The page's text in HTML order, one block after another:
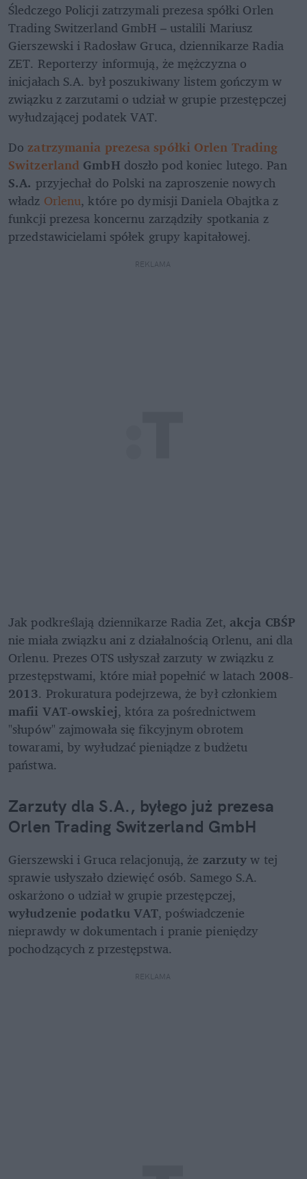
Śledczego Policji zatrzymali prezesa spółki Orlen
Trading Switzerland GmbH – ustalili Mariusz
Gierszewski i Radosław Gruca, dziennikarze Radia
ZET. Reporterzy informują, że mężczyzna o
inicjałach S.A. był poszukiwany listem gończym w
związku z zarzutami o udział w grupie przestępczej
wyłudzającej podatek VAT.
Do zatrzymania prezesa spółki Orlen Trading
Switzerland GmbH
doszło pod koniec lutego. Pan
S.A. przyjechał do Polski na zaproszenie nowych
władz Orlenu, które po dymisji Daniela Obajtka z
funkcji prezesa koncernu zarządziły spotkania z
przedstawicielami spółek grupy kapitałowej.
REKLAMA
Jak podkreślają dziennikarze Radia Zet, akcja CBŚP
nie miała związku ani z działalnością Orlenu, ani dla
Orlenu. Prezes OTS usłyszał zarzuty w związku z
przestępstwami, które miał popełnić w latach 2008-
2013
. Prokuratura podejrzewa, że był członkiem
mafii VAT-owskiej, która za pośrednictwem
"słupów" zajmowała się fikcyjnym obrotem
towarami, by wyłudzać pieniądze z budżetu
państwa.
Zarzuty dla S.A., byłego już prezesa
Orlen Trading Switzerland GmbH
Gierszewski i Gruca relacjonują, że zarzuty w tej
sprawie usłyszało dziewięć osób. Samego S.A.
wyłudzenie podatku VAT, poświadczenie
nieprawdy w dokumentach i pranie pieniędzy
pochodzących z przestępstwa.
REKLAMA